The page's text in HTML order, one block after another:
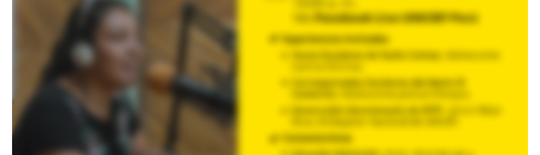
Conversatorio Sobre Experiencias
De Adolescentes En Medios De
Comunicación